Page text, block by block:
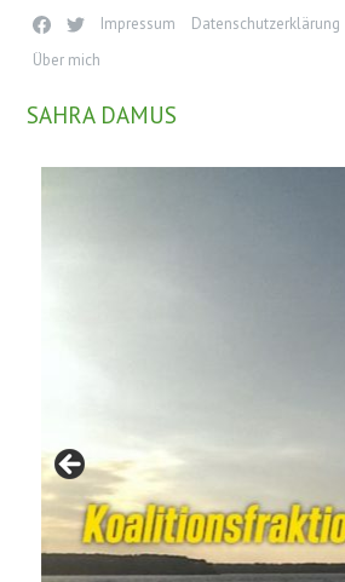
Impressum Datenschutzerklärung
Über mich
SAHRA DAMUS
Mutterschutz und Elternzeit 2022
Pressebilder
Kontakt
Netiquette